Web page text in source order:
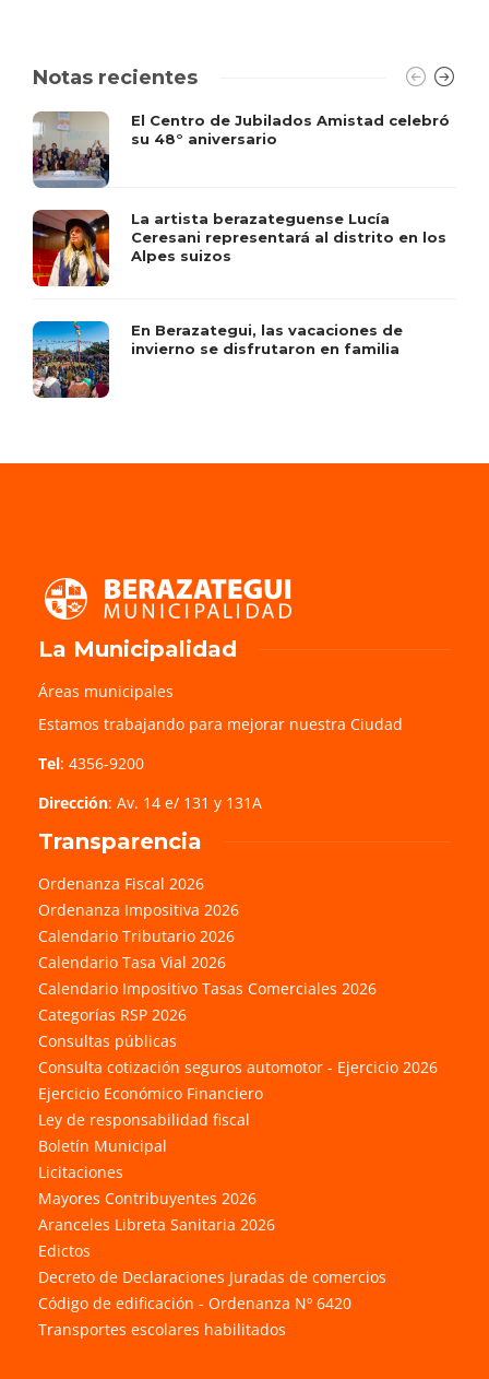
Notas recientes
El Centro de Jubilados Amistad celebró
su 48° aniversario
La artista berazateguense Lucía
Ceresani representará al distrito en los
Alpes suizos
En Berazategui, las vacaciones de
invierno se disfrutaron en familia
La Municipalidad
Áreas municipales
Estamos trabajando para mejorar nuestra Ciudad
Tel: 4356-9200
Dirección: Av. 14 e/ 131 y 131A
Transparencia
Ordenanza Fiscal 2026
Ordenanza Impositiva 2026
Calendario Tributario 2026
Calendario Tasa Vial 2026
Calendario Impositivo Tasas Comerciales 2026
Categorías RSP 2026
Consultas públicas
Consulta cotización seguros automotor - Ejercicio 2026
Ejercicio Económico Financiero
Ley de responsabilidad fiscal
Boletín Municipal
Licitaciones
Mayores Contribuyentes 2026
Aranceles Libreta Sanitaria 2026
Edictos
Decreto de Declaraciones Juradas de comercios
Código de edificación - Ordenanza Nº 6420
Transportes escolares habilitados